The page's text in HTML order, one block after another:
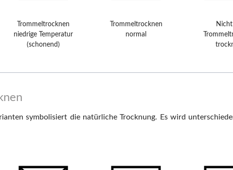
Trommeltrocknen
niedrige Temperatur
(schonend)
Trommeltrocknen
normal
symbolisiert die natürliche Trocknung. Es wird